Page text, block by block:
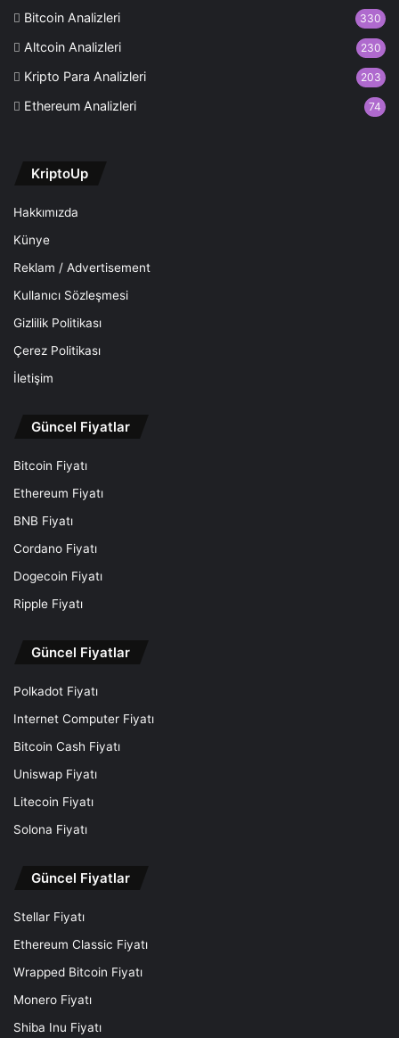
Bitcoin Analizleri 330
Altcoin Analizleri 230
Kripto Para Analizleri 203
Ethereum Analizleri 74
KriptoUp
Hakkımızda
Künye
Reklam / Advertisement
Kullanıcı Sözleşmesi
Gizlilik Politikası
Çerez Politikası
İletişim
Güncel Fiyatlar
Bitcoin Fiyatı
Ethereum Fiyatı
BNB Fiyatı
Cordano Fiyatı
Dogecoin Fiyatı
Ripple Fiyatı
Güncel Fiyatlar
Polkadot Fiyatı
Internet Computer Fiyatı
Bitcoin Cash Fiyatı
Uniswap Fiyatı
Litecoin Fiyatı
Solona Fiyatı
Güncel Fiyatlar
Stellar Fiyatı
Ethereum Classic Fiyatı
Wrapped Bitcoin Fiyatı
Monero Fiyatı
Shiba Inu Fiyatı